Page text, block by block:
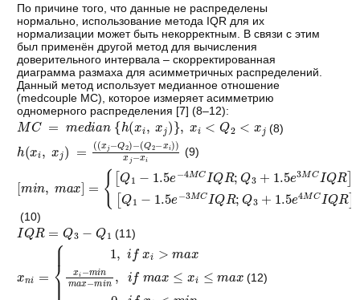
По причине того, что данные не распределены
нормально, использование метода IQR для их
нормализации может быть некорректным. В связи с этим
был применён другой метод для вычисления
доверительного интервала – скорректированная
диаграмма размаха для асимметричных распределений.
Данный метод использует медианное отношение
(medcouple MC), которое измеряет асимметрию
одномерного распределения [7] (8–12):
MC m an xi, x Q2 < x (8)
h x =x Q2−Q2−xixj−xi (9)
m n Q 1.5e−4MCIQR;Q3+1.5e3MCIQR, if MC>
(10)
IQR= 3− (11)
xi>ma −m x n (12)